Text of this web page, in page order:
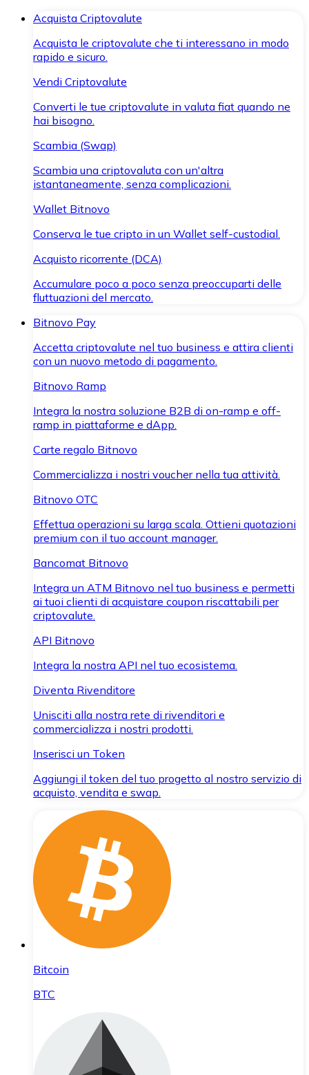
Acquista Criptovalute
Acquista le criptovalute che ti interessano in modo
rapido e sicuro.
Vendi Criptovalute
Converti le tue criptovalute in valuta fiat quando ne
hai bisogno.
Scambia (Swap)
Scambia una criptovaluta con un'altra
istantaneamente, senza complicazioni.
Wallet Bitnovo
Conserva le tue cripto in un Wallet self-custodial.
Acquisto ricorrente (DCA)
Accumulare poco a poco senza preoccuparti delle
fluttuazioni del mercato.
Bitnovo Pay
Accetta criptovalute nel tuo business e attira clienti
con un nuovo metodo di pagamento.
Bitnovo Ramp
Integra la nostra soluzione B2B di on-ramp e off-
ramp in piattaforme e dApp.
Carte regalo Bitnovo
Commercializza i nostri voucher nella tua attività.
Bitnovo OTC
Effettua operazioni su larga scala. Ottieni quotazioni
premium con il tuo account manager.
Bancomat Bitnovo
Integra un ATM Bitnovo nel tuo business e permetti
ai tuoi clienti di acquistare coupon riscattabili per
criptovalute.
API Bitnovo
Integra la nostra API nel tuo ecosistema.
Diventa Rivenditore
Unisciti alla nostra rete di rivenditori e
commercializza i nostri prodotti.
Inserisci un Token
Aggiungi il token del tuo progetto al nostro servizio di
acquisto, vendita e swap.
Bitcoin
BTC